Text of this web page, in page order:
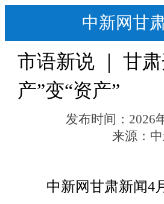
中新网甘
市语新说 ｜ 甘
产”变“资产”
发布时间： 2026
来源：
中新网甘肃新闻4月